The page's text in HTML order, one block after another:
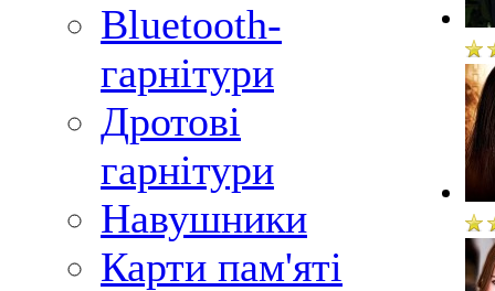
Bluetooth-
гарнітури
Дротові
гарнітури
Навушники
Карти пам'яті